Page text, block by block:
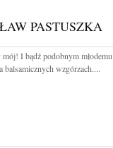
PASTUSZKA
I bądź podobnym młodemu
balsamicznych wzgórzach....